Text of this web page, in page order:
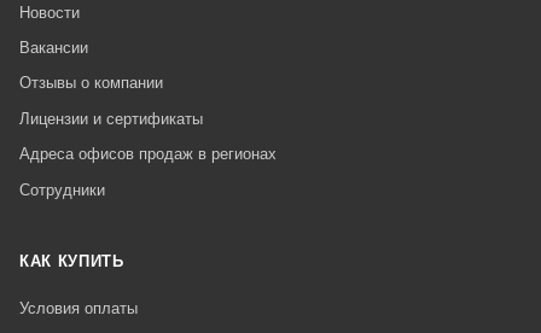
Новости
Вакансии
Отзывы о компании
Лицензии и сертификаты
Адреса офисов продаж в регионах
Сотрудники
КАК КУПИТЬ
Условия оплаты